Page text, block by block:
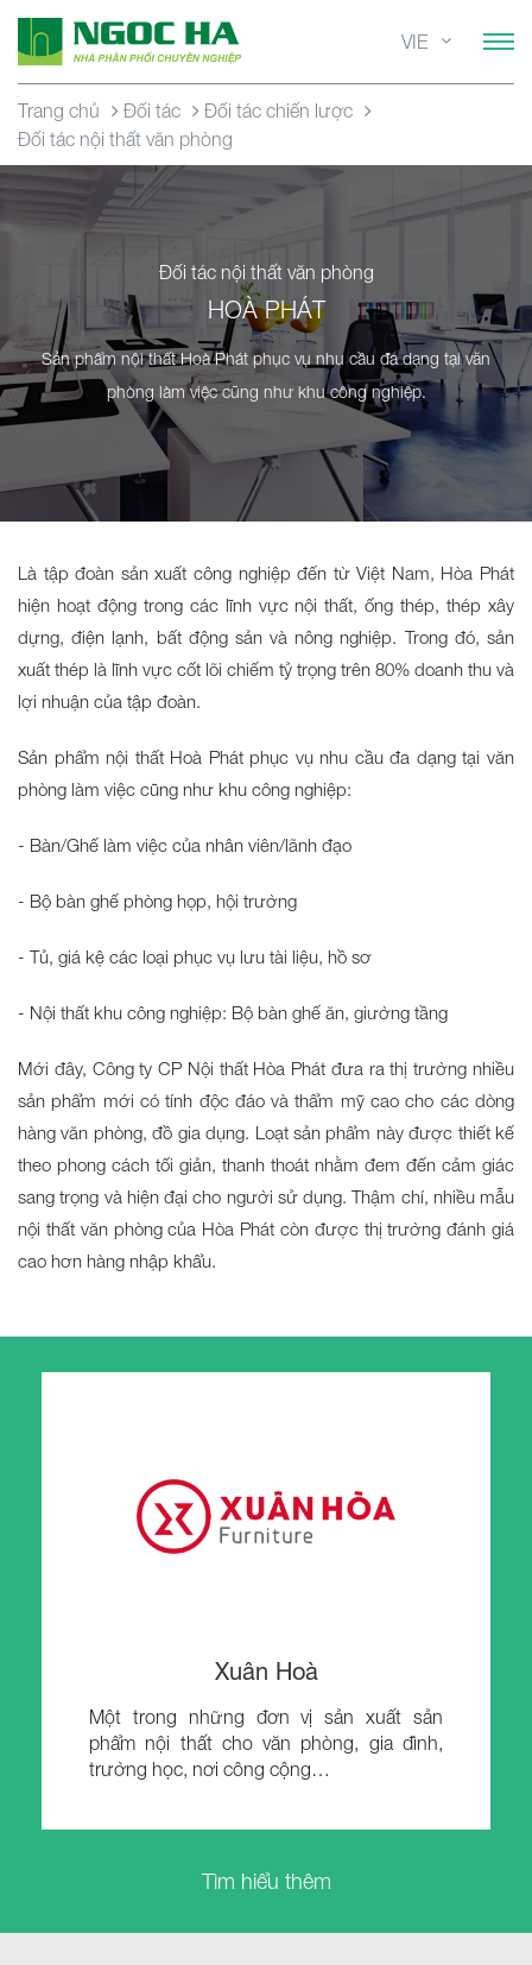
VIE
Trang chủ Đối tác
Đối tác chiến lược
Đối tác nội thất văn phòng
Đối tác nội thất văn phòng
HOÀ PHÁT
Sản phẩm nội thất Hoà Phát phục vụ nhu cầu đa dạng tại văn
phòng làm việc cũng như khu công nghiệp.
Là tập đoàn sản xuất công nghiệp đến từ Việt Nam, Hòa Phát
hiện hoạt động trong các lĩnh vực nội thất, ống thép, thép xây
dựng, điện lạnh, bất động sản và nông nghiệp. Trong đó, sản
xuất thép là lĩnh vực cốt lõi chiếm tỷ trọng trên 80% doanh thu và
lợi nhuận của tập đoàn.
Sản phẩm nội thất Hoà Phát phục vụ nhu cầu đa dạng tại văn
phòng làm việc cũng như khu công nghiệp:
- Bàn/Ghế làm việc của nhân viên/lãnh đạo
- Bộ bàn ghế phòng họp, hội trường
- Tủ, giá kệ các loại phục vụ lưu tài liệu, hồ sơ
- Nội thất khu công nghiệp: Bộ bàn ghế ăn, giường tầng
Mới đây, Công ty CP Nội thất Hòa Phát đưa ra thị trường nhiều
sản phẩm mới có tính độc đáo và thẩm mỹ cao cho các dòng
hàng văn phòng, đồ gia dụng. Loạt sản phẩm này được thiết kế
theo phong cách tối giản, thanh thoát nhằm đem đến cảm giác
sang trọng và hiện đại cho người sử dụng. Thậm chí, nhiều mẫu
nội thất văn phòng của Hòa Phát còn được thị trường đánh giá
cao hơn hàng nhập khẩu.
Xuân Hoà
Một trong những đơn vị sản xuất sản
phẩm nội thất cho văn phòng, gia đình,
trường học, nơi công cộng…
Tìm hiểu thêm